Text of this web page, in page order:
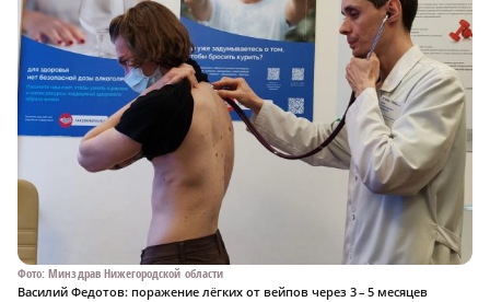
Фото: Минздрав Нижегородской области
Василий Федотов: поражение лёгких от вейпов через 3 – 5 месяцев